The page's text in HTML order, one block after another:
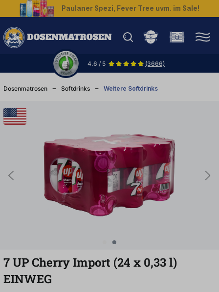
springen Paulaner Spezi, Fever Tree uvm. im Sale!
4.6 / 5 (3666)
Dosenmatrosen Softdrinks Weitere Softdrinks
7 UP Cherry Import (24 x 0,33l)
EINWEG